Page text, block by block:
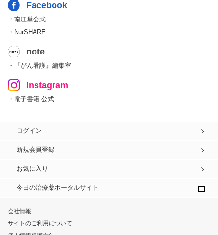
Facebook
・南江堂公式
・NurSHARE
note
・『がん看護』編集室
Instagram
・電子書籍 公式
ログイン
新規会員登録
お気に入り
今日の治療薬ポータルサイト
会社情報
サイトのご利用について